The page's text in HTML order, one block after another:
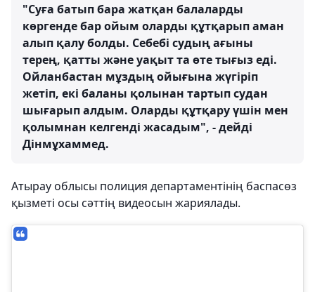
"Суға батып бара жатқан балаларды
көргенде бар ойым оларды құтқарып аман
алып қалу болды. Себебі судың ағыны
терең, қатты және уақыт та өте тығыз еді.
Ойланбастан мұздың ойығына жүгіріп
жетіп, екі баланы қолынан тартып судан
шығарып алдым. Оларды құтқару үшін мен
қолымнан келгенді жасадым", - дейді
Дінмұхаммед.
Атырау облысы полиция департаментінің баспасөз
қызметі осы сәттің видеосын жариялады.